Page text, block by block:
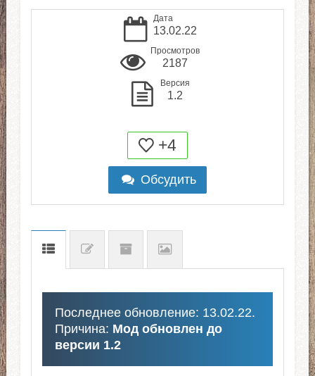
Дата
13.02.22
Просмотров
2187
Версия
1.2
+4
Обсудить
Последнее обновление: 13.02.22.
Причина: Мод обновлен до
версии 1.2